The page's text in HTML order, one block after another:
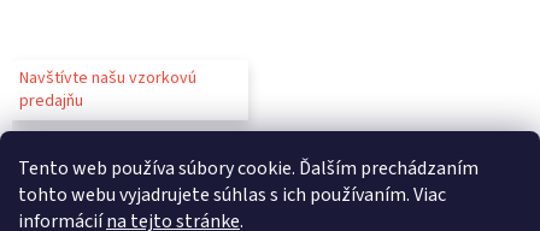
Tento web používa súbory cookie. Ďalším prechádzaním
tohto webu vyjadrujete súhlas s ich používaním. Viac
informáciína tejto stránke.
Navštívte našu vzorkovú
predajňu